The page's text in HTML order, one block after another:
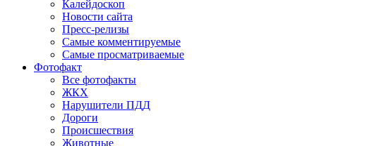
Калейдоскоп
Новости сайта
Пресс-релизы
Самые комментируемые
Самые просматриваемые
Фотофакт
Все фотофакты
ЖКХ
Нарушители ПДД
Дороги
Происшествия
Животные